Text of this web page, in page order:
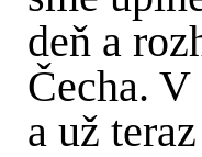
deň a
Čecha.
a už